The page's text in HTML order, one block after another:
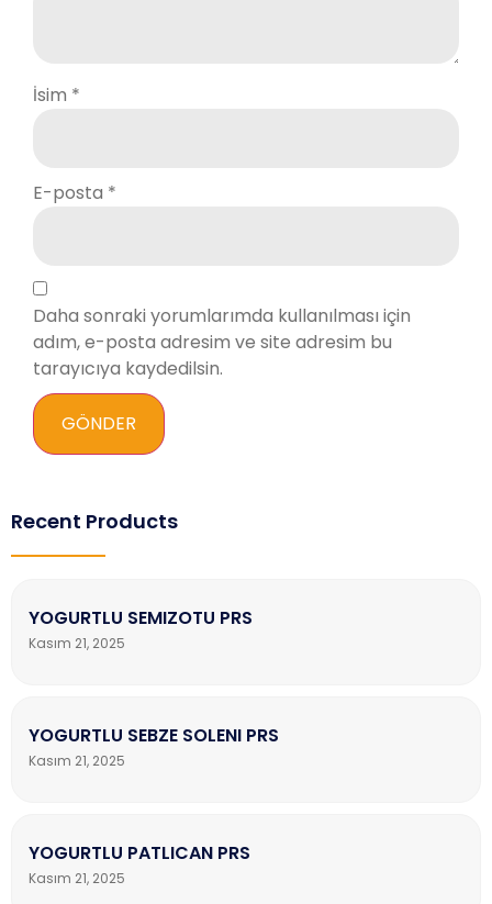
İsim *
E-posta *
Daha sonraki yorumlarımda kullanılması için
adım, e-posta adresim ve site adresim bu
tarayıcıya kaydedilsin.
Recent Products
YOGURTLU SEMIZOTU PRS
Kasım 21, 2025
YOGURTLU SEBZE SOLENI PRS
Kasım 21, 2025
YOGURTLU PATLICAN PRS
Kasım 21, 2025